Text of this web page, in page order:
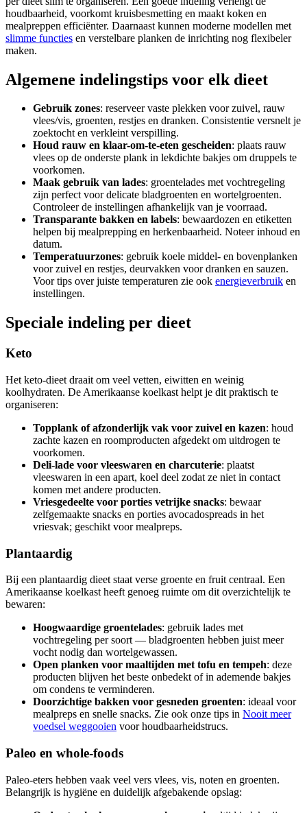
houdbaarheid, voorkomt kruisbesmetting en maakt koken en
mealpreppen efficiënter. Daarnaast kunnen moderne modellen met
slimme functies en verstelbare planken de inrichting nog flexibeler
maken.
Algemene indelingstips voor elk dieet
Gebruik zones: reserveer vaste plekken voor zuivel, rauw
vlees/vis, groenten, restjes en dranken. Consistentie versnelt je
zoektocht en verkleint verspilling.
Houd rauw en klaar-om-te-eten gescheiden: plaats rauw
vlees op de onderste plank in lekdichte bakjes om druppels te
voorkomen.
Maak gebruik van lades: groentelades met vochtregeling
zijn perfect voor delicate bladgroenten en wortelgroenten.
Controleer de instellingen afhankelijk van je voorraad.
Transparante bakken en labels: bewaardozen en etiketten
helpen bij mealprepping en herkenbaarheid. Noteer inhoud en
datum.
Temperatuurzones: gebruik koele middel- en bovenplanken
voor zuivel en restjes, deurvakken voor dranken en sauzen.
Voor tips over juiste temperaturen zie ook energieverbruik en
instellingen.
Speciale indeling per dieet
Keto
Het keto-dieet draait om veel vetten, eiwitten en weinig
koolhydraten. De Amerikaanse koelkast helpt je dit praktisch te
organiseren:
Topplank of afzonderlijk vak voor zuivel en kazen: houd
zachte kazen en roomproducten afgedekt om uitdrogen te
voorkomen.
Deli-lade voor vleeswaren en charcuterie: plaatst
vleeswaren in een apart, koel deel zodat ze niet in contact
komen met andere producten.
Vriesgedeelte voor porties vetrijke snacks: bewaar
zelfgemaakte snacks en porties avocadospreads in het
vriesvak; geschikt voor mealpreps.
Plantaardig
Bij een plantaardig dieet staat verse groente en fruit centraal. Een
Amerikaanse koelkast heeft genoeg ruimte om dit overzichtelijk te
bewaren:
Hoogwaardige groentelades: gebruik lades met
vochtregeling per soort — bladgroenten hebben juist meer
vocht nodig dan wortelgewassen.
Open planken voor maaltijden met tofu en tempeh: deze
producten blijven het beste onbedekt of in ademende bakjes
om condens te verminderen.
Doorzichtige bakken voor gesneden groenten: ideaal voor
mealpreps en snelle snacks. Zie ook onze tips in Nooit meer
voedsel weggooien voor houdbaarheidstrucs.
Paleo en whole-foods
Paleo-eters hebben vaak veel vers vlees, vis, noten en groenten.
Belangrijk is hygiëne en duidelijk afgebakende opslag: